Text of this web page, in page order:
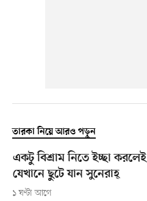
তারকা নিয়ে আরও পড়ুন
একটু বিশ্রাম নিতে ইচ্ছা করলেই
যেখানে ছুটে যান সুনেরাহ্
১ ঘণ্টা আগে